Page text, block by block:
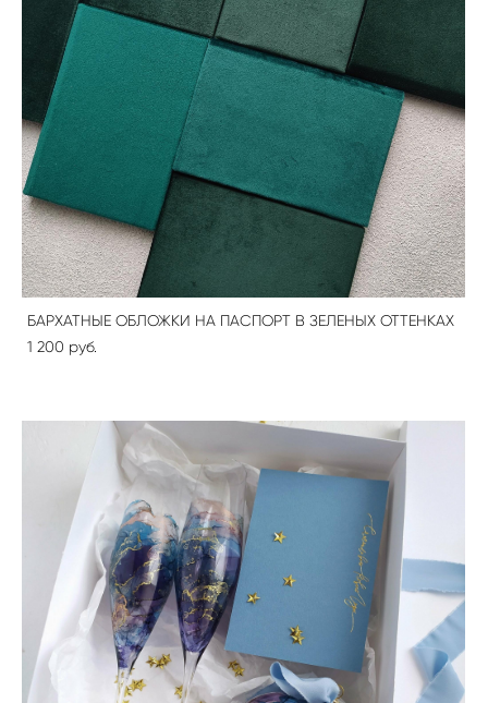
БАРХАТНЫЕ ОБЛОЖКИ НА ПАСПОРТ В ЗЕЛЕНЫХ ОТТЕНКАХ
1 200 pуб.